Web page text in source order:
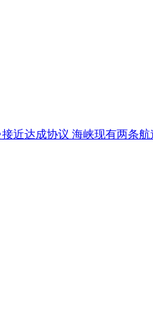
近达成协议 海峡现有两条